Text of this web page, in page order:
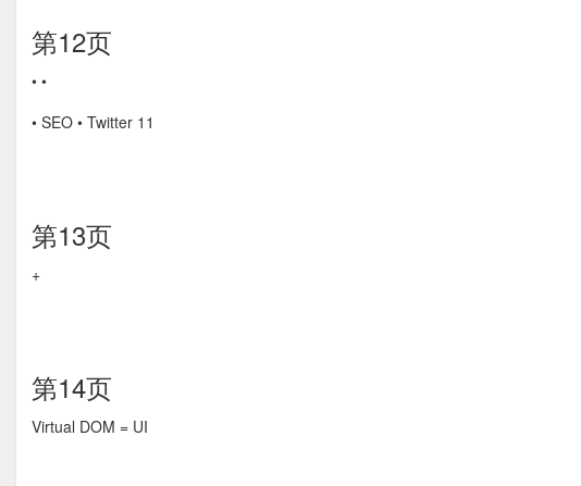
第12页
• •
• SEO • Twitter 11
第13页
+
第14页
Virtual DOM = UI